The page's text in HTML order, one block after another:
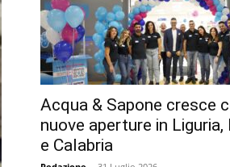
Acqua & Sapone cresce
nuove aperture in
e Calabria